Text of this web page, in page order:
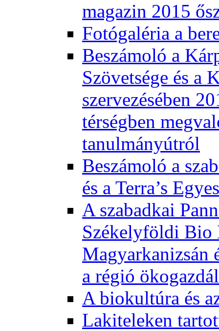
magazin 2015
Fotógaléria a
Beszámoló a
Szövetsége és a
szervezésében
térségben
tanulmányútról
Beszámoló a
és a Terra’s
A szabadkai
Székelyföldi Bio
Magyarkanizsán
a régió
A biokultúra és
Lakiteleken